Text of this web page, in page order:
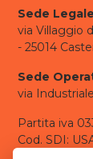
Sede Legale
via Villaggio
- 25014
Sede
via
Partita iva
Cod. SDI: